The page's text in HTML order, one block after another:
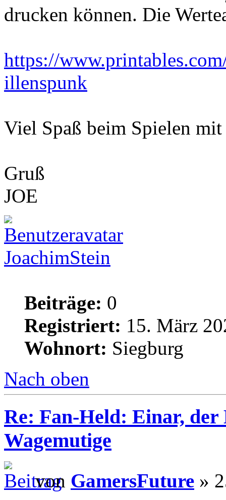
drucken können. Die
https://
illenspunk
Viel Spaß beim Spielen
Gruß
JOE
JoachimStein
Beiträge: 0
Registriert: 15. März
Wohnort: Siegburg
Nach oben
Re: Fan-Held: Einar, der
Wagemutige
von GamersFuture »